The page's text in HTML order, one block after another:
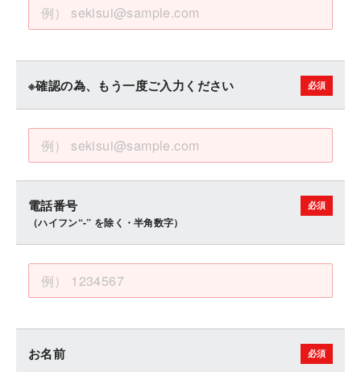
※確認の為、もう一度ご入力ください
電話番号
（ハイフン“-” を除く・半角数字）
お名前